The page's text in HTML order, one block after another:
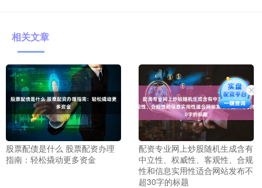
相关文章
股票配债是什么 股票配资办理
指南：轻松撬动更多资金
配资专业网上炒股随机生成含有
中立性、权威性、客观性、合规
性和信息实用性适合网站发布不
超30字的标题